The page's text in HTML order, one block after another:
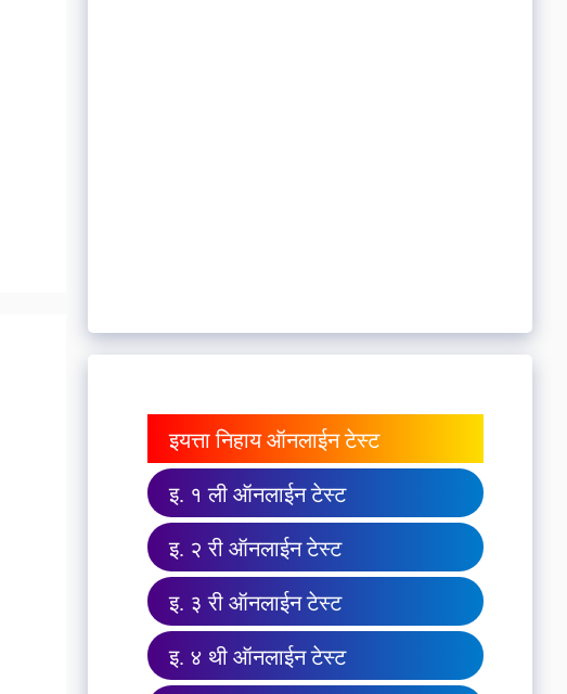
इयत्ता निहाय ऑनलाईन टेस्ट
इ. १ ली ऑनलाईन टेस्ट
इ. २ री ऑनलाईन टेस्ट
इ. ३ री ऑनलाईन टेस्ट
इ. ४ थी ऑनलाईन टेस्ट